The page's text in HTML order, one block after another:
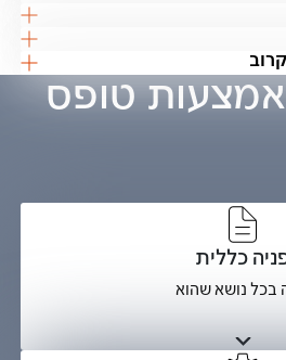
טופס
כללית
בכל נושא שהוא